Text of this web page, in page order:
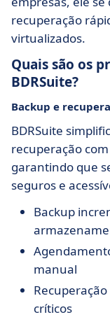
recuperação
virtualizados.
Quais são os
BDRSuite?
Backup e
BDRSuite
recuperação
garantindo que
seguros e
Backup
manual
críticos